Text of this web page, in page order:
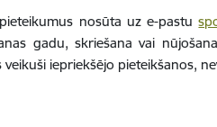
nosūta uz e-pastu
gadu, skriešana vai
iepriekšējo pieteikšanos,